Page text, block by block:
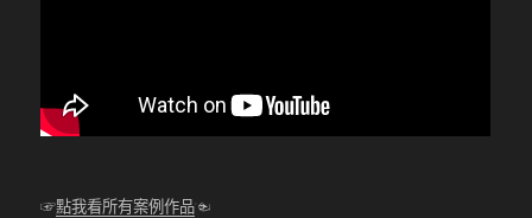
☞點我看所有案例作品☜